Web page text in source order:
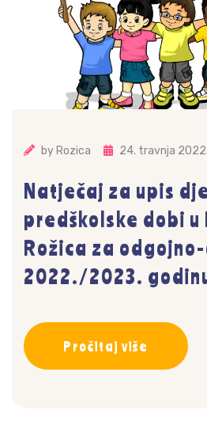
by Rozica 24. travnja 2022.
Natječaj za upis
predškolske dobi u
Rožica za
2022./2023.
Pročitaj više